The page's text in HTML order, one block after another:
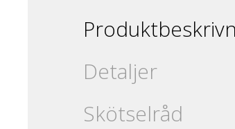
Detaljer
Skötselråd